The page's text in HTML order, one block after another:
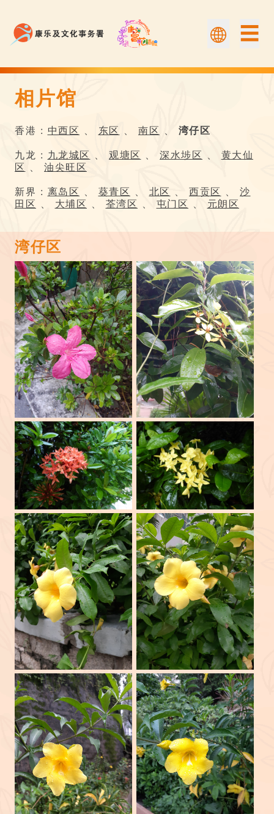
☰
相片馆 | Flower Appreciation 康文賞花情報
相片馆
香港 : 中西区 、 东区 、 南区 、 湾仔区
九龙 : 九龙城区 、 观塘区 、 深水埗区 、 黄大仙
区 、 油尖旺区
新界 : 离岛区 、 葵青区 、 北区 、 西贡区 、 沙
田区 、 大埔区 、 荃湾区 、 屯门区 、 元朗区
湾仔区